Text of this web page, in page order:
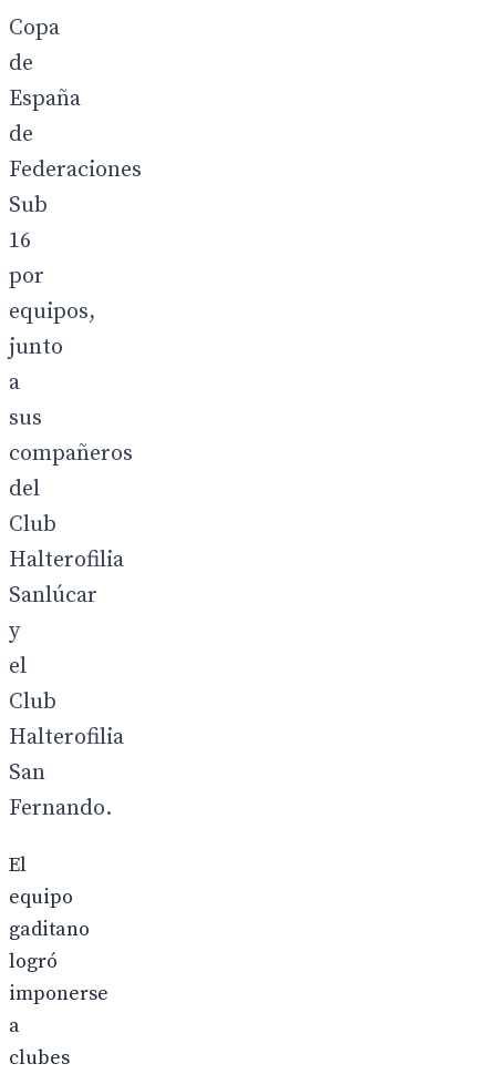
Copa
de
España
de
Federaciones
Sub
16
por
equipos,
junto
a
sus
compañeros
del
Club
Halterofilia
Sanlúcar
y
el
Club
Halterofilia
San
Fernando.
El
equipo
gaditano
logró
imponerse
a
clubes